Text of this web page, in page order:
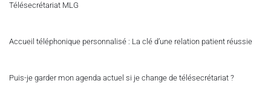
Télésecrétariat MLG
Accueil téléphonique personnalisé : La clé d’une relation patient réussie
Puis-je garder mon agenda actuel si je change de télésecrétariat ?